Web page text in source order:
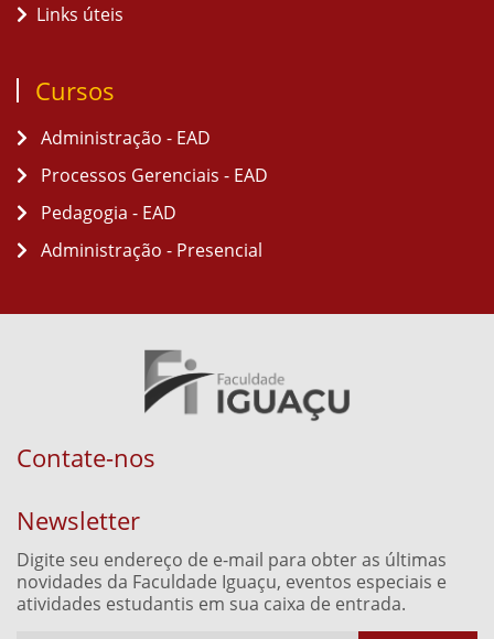
Links úteis
Cursos
Administração - EAD
Processos Gerenciais - EAD
Pedagogia - EAD
Administração - Presencial
Contate-nos
Newsletter
Digite seu endereço de e-mail para obter as últimas
novidades da Faculdade Iguaçu, eventos especiais e
atividades estudantis em sua caixa de entrada.